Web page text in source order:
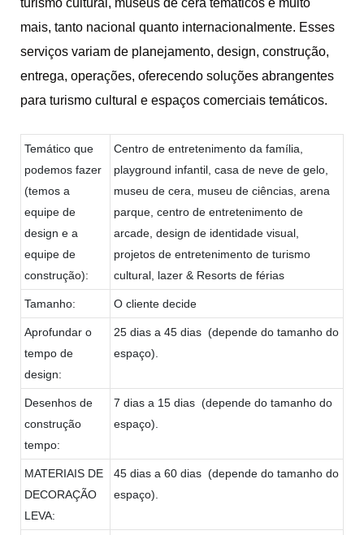
mais, tanto nacional quanto internacionalmente. Esses
serviços variam de planejamento, design, construção,
entrega, operações, oferecendo soluções abrangentes
para turismo cultural e espaços comerciais temáticos.
Temático que
podemos fazer
(temos a
equipe de
design e a
equipe de
construção):
Centro de entretenimento da família,
playground infantil, casa de neve de gelo,
museu de cera, museu de ciências, arena
parque, centro de entretenimento de
arcade, design de identidade visual,
projetos de entretenimento de turismo
cultural, lazer & Resorts de férias
Tamanho: O cliente decide
Aprofundar o
tempo de
design:
25 dias a 45 dias (depende do tamanho do
espaço).
Desenhos de
construção
tempo:
7 dias a 15 dias (depende do tamanho do
espaço).
MATERIAIS DE
DECORAÇÃO
LEVA:
45 dias a 60 dias (depende do tamanho do
espaço).